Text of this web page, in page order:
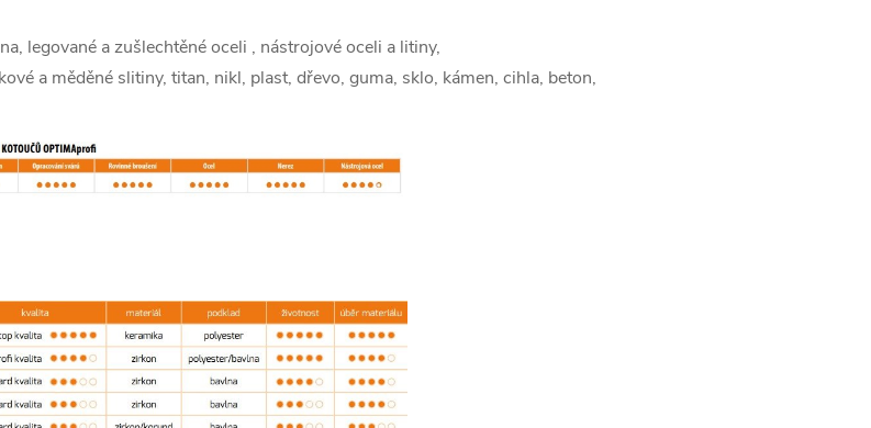
legované a zušlechtěné oceli , nástrojové oceli a litiny,
a měděné slitiny, titan, nikl, plast, dřevo, guma, sklo, kámen, cihla, beton,